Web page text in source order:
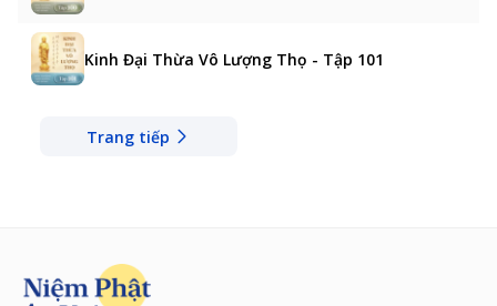
Kinh Đại Thừa Vô Lượng Thọ - Tập 101
Trang tiếp